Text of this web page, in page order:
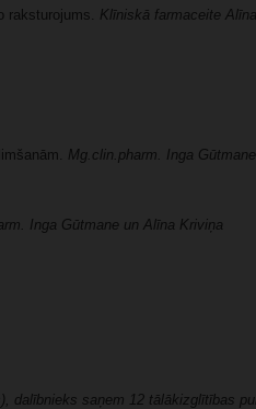
raksturojums. Klīniskā farmaceite
Mg.clin.pharm. Inga Gūtmane
Inga Gūtmane un Alīna Kriviņa
dalībnieks saņem 12 tālākizglītības